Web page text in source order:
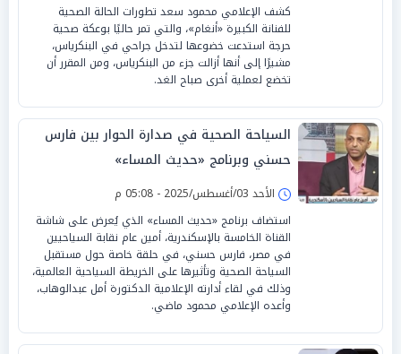
كشف الإعلامي محمود سعد تطورات الحالة الصحية
للفنانة الكبيرة «أنغام»، والتي تمر حاليًا بوعكة صحية
حرجة استدعت خضوعها لتدخل جراحي في البنكرياس،
مشيرًا إلى أنها أزالت جزء من البنكرياس، ومن المقرر أن
تخضع لعملية أخرى صباح الغد.
السياحة الصحية في صدارة الحوار بين فارس
حسني وبرنامج «حديث المساء»
الأحد 03/أغسطس/2025 - 05:08 م
استضاف برنامج «حديث المساء» الذي يُعرض على شاشة
القناة الخامسة بالإسكندرية، أمين عام نقابة السياحيين
في مصر، فارس حسني، في حلقة خاصة حول مستقبل
السياحة الصحية وتأثيرها على الخريطة السياحية العالمية،
وذلك في لقاء أدارته الإعلامية الدكتورة أمل عبدالوهاب،
وأعده الإعلامي محمود ماضي.